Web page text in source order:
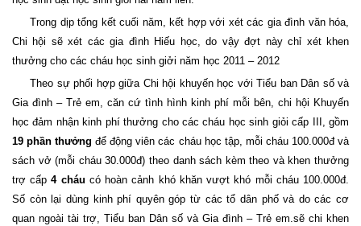
Trong dịp tổng kết cuối năm, kết hợp với xét các gia đình văn hóa,
Chi hội sẽ xét các gia đình Hiếu học, do vậy đợt này chỉ xét khen
thưởng cho các cháu học sinh giởi năm học 2011 – 2012
Theo sự phối hợp giữa Chi hội khuyến học với Tiểu ban Dân số và
Gia đình – Trẻ em, căn cứ tình hình kinh phí mỗi bên, chi hội Khuyến
học đảm nhận kinh phí thưởng cho các cháu học sinh giỏi cấp III, gồm
19 phần thưởng để động viên các cháu học tập, mỗi cháu 100.000đ và
sách vở (mỗi cháu 30.000đ) theo danh sách kèm theo và khen thưởng
trợ cấp4 cháu có hoàn cảnh khó khăn vượt khó mỗi cháu 100.000đ.
Số còn lại dùng kinh phí quyên góp từ các tổ dân phố và do các cơ
quan ngoài tài trợ, Tiểu ban Dân số và Gia đình – Trẻ em.sẽ chi khen